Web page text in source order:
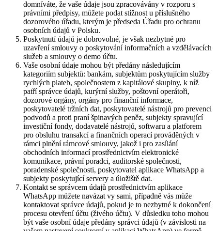
domníváte, že vaše údaje jsou zpracovávány v rozporu s
právními předpisy, můžete podat stížnost u příslušného
dozorového úřadu, kterým je předseda Úřadu pro ochranu
osobních údajů v Polsku.
Poskytnutí údajů je dobrovolné, je však nezbytné pro
uzavření smlouvy o poskytování informačních a vzdělávacích
služeb a smlouvy o demo účtu.
Vaše osobní údaje mohou být předány následujícím
kategoriím subjektů: bankám, subjektům poskytujícím služby
rychlých plateb, společnostem z kapitálové skupiny, k níž
patří správce údajů, kurýrní služby, poštovní operátoři,
dozorové orgány, orgány pro finanční informace,
poskytovatelé tržních dat, poskytovatelé nástrojů pro prevenci
podvodů a proti praní špinavých peněz, subjekty spravující
investiční fondy, dodavatelé nástrojů, softwaru a platforem
pro obsluhu transakcí a finančních operací prováděných v
rámci plnění rámcové smlouvy, jakož i pro zasílání
obchodních informací prostřednictvím elektronické
komunikace, právní poradci, auditorské společnosti,
poradenské společnosti, poskytovatel aplikace WhatsApp a
subjekty poskytující servery a úložiště dat.
Kontakt se správcem údajů prostřednictvím aplikace
WhatsApp můžete navázat vy sami, případně vás může
kontaktovat správce údajů, pokud je to nezbytné k dokončení
procesu otevření účtu (živého účtu). V důsledku toho mohou
být vaše osobní údaje předány správci údajů (v závislosti na